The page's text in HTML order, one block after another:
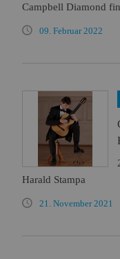
Campbell Diamond
09. Februar 2022
Harald Stampa
21. November 2021